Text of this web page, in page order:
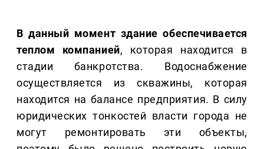
В данный момент здание обеспечивается
теплом компанией, которая находится в
стадии банкротства. Водоснабжение
осуществляется из скважины, которая
находится на балансе предприятия. В силу
юридических тонкостей власти города не
могут ремонтировать эти объекты,